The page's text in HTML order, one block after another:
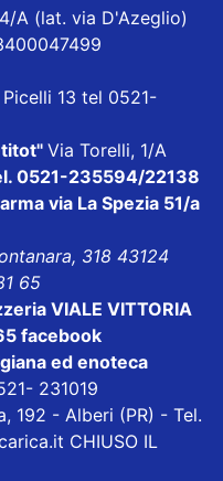
A (lat. via D'Azeglio)
Picelli 13 tel 0521-
Via Torelli, 1/A
0521-235594/22138
via La Spezia 51/a
318 43124
65
VIALE VITTORIA
facebook
ed enoteca
231019
192 - Alberi (PR) - Tel.
CHIUSO IL